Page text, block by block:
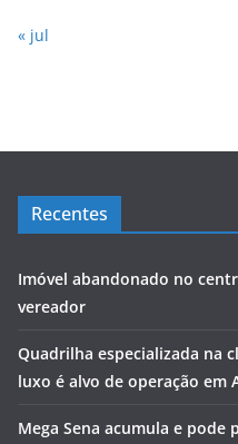
« jul
Recentes
Imóvel abandonado no
vereador
Quadrilha especializada na
luxo é alvo de operação em
Mega Sena acumula e pode